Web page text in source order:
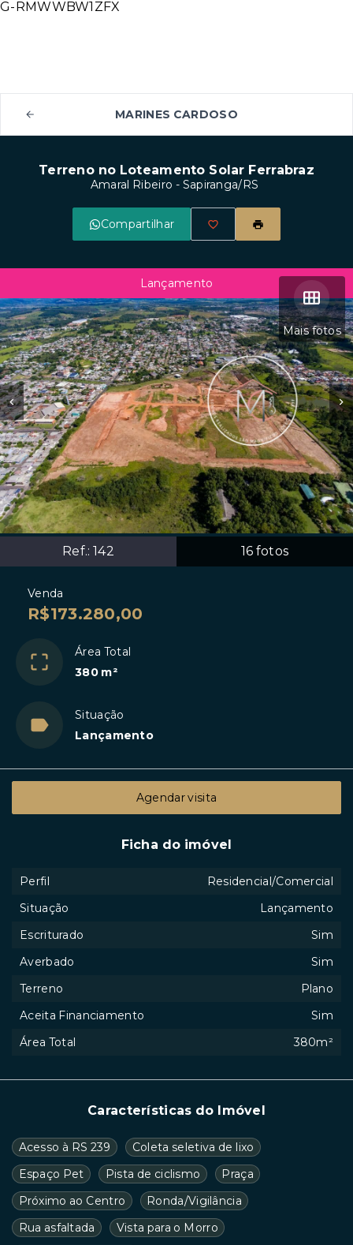
G-RMWWBW1ZFX
MARINES CARDOSO
Terreno no Loteamento Solar Ferrabraz
Amaral Ribeiro - Sapiranga/RS
Compartilhar
Mais fotos
Ref.:142 16 fotos
Lançamento
Venda
R$173.280,00
Área Total
380 m²
Situação
Lançamento
Características do Imóvel
Acesso à RS 239
Coleta seletiva de lixo
Espaço Pet
Pista de ciclismo
Praça
Próximo ao Centro
Ronda/Vigilância
Rua asfaltada
Vista para o Morro
Agendar visita
Ficha do imóvel
Perfil
Residencial/Comercial
Situação
Lançamento
Escriturado
Sim
Averbado
Sim
Terreno
Plano
Aceita Financiamento
Sim
Área Total
380m²